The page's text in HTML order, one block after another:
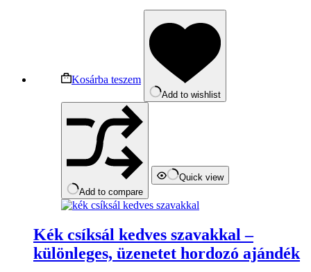
Kosárba teszem
Add to wishlist
Add to compare
Quick view
Kék csíksál kedves szavakkal –
különleges, üzenetet hordozó ajándék